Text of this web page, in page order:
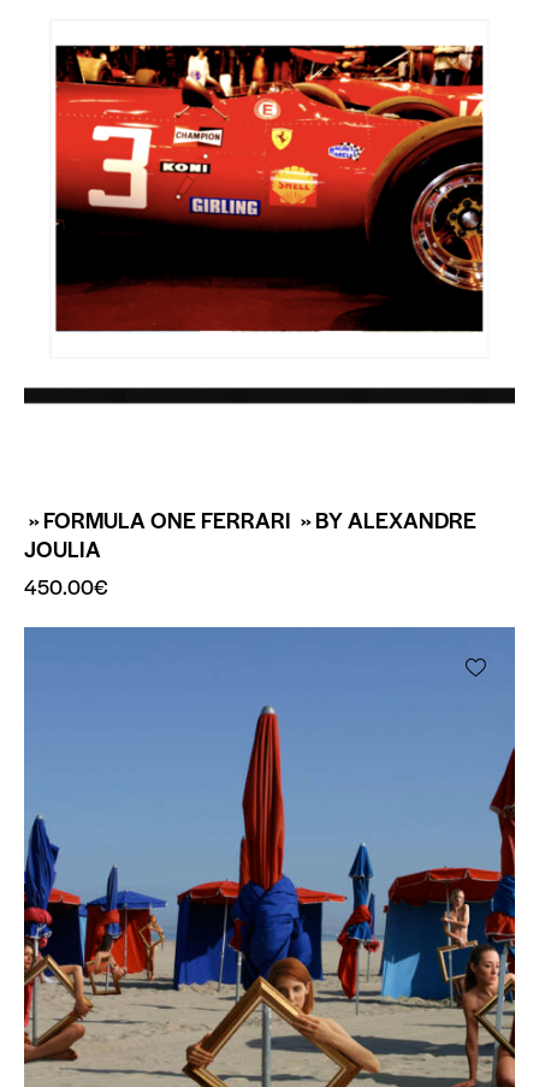
» FORMULA ONE FERRARI » BY ALEXANDRE
JOULIA
450.00€